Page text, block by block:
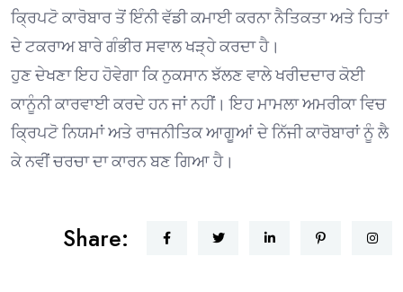
ਕ੍ਰਿਪਟੋ ਕਾਰੋਬਾਰ ਤੋਂ ਇੰਨੀ ਵੱਡੀ ਕਮਾਈ ਕਰਨਾ ਨੈਤਿਕਤਾ ਅਤੇ ਹਿਤਾਂ
ਦੇ ਟਕਰਾਅ ਬਾਰੇ ਗੰਭੀਰ ਸਵਾਲ ਖੜ੍ਹੇ ਕਰਦਾ ਹੈ।
ਹੁਣ ਦੇਖਣਾ ਇਹ ਹੋਵੇਗਾ ਕਿ ਨੁਕਸਾਨ ਝੱਲਣ ਵਾਲੇ ਖਰੀਦਦਾਰ ਕੋਈ
ਕਾਨੂੰਨੀ ਕਾਰਵਾਈ ਕਰਦੇ ਹਨ ਜਾਂ ਨਹੀਂ। ਇਹ ਮਾਮਲਾ ਅਮਰੀਕਾ ਵਿਚ
ਕ੍ਰਿਪਟੋ ਨਿਯਮਾਂ ਅਤੇ ਰਾਜਨੀਤਿਕ ਆਗੂਆਂ ਦੇ ਨਿੱਜੀ ਕਾਰੋਬਾਰਾਂ ਨੂੰ ਲੈ
ਕੇ ਨਵੀਂ ਚਰਚਾ ਦਾ ਕਾਰਨ ਬਣ ਗਿਆ ਹੈ।
Share: